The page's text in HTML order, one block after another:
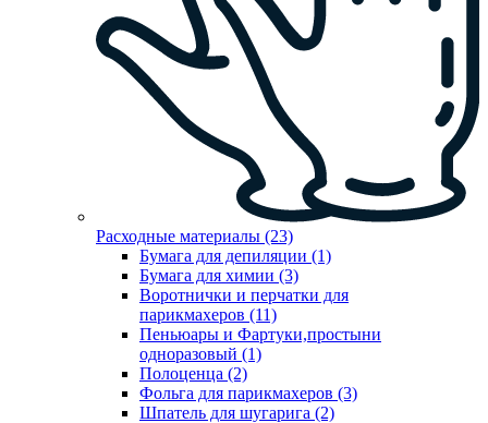
Расходные материалы (23)
Бумага для депиляции (1)
Бумага для химии (3)
Воротнички и перчатки для
парикмахеров (11)
Пеньюары и Фартуки,простыни
одноразовый (1)
Полоценца (2)
Фольга для парикмахеров (3)
Шпатель для шугарига (2)